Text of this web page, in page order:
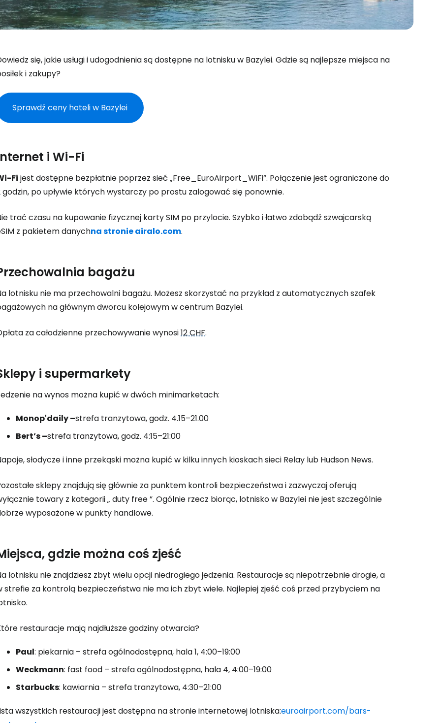
się, jakie usługi i udogodnienia są dostępne na lotnisku w Bazylei. Gdzie są najlepsze miejsca na
i zakupy?
Sprawdź ceny hoteli w Bazylei
i Wi-Fi
Fi jest dostępne bezpłatnie poprzez sieć „Free_EuroAirport_WiFi”. Połączenie jest ograniczone do
godzin, po upływie których wystarczy po prostu zalogować się ponownie.
trać czasu na kupowanie fizycznej karty SIM po przylocie. Szybko i łatwo zdobądź szwajcarską
z pakietem danychna stronie airalo.com.
bagażu
lotnisku nie ma przechowalni bagażu. Możesz skorzystać na przykład z automatycznych szafek
na głównym dworcu kolejowym w centrum Bazylei.
za całodzienne przechowywanie wynosi12 CHF.
i supermarkety
na wynos można kupić w dwóch minimarketach:
Monop'daily –strefa tranzytowa, godz. 4.15–21.00
Bert’s –strefa tranzytowa, godz. 4:15–21:00
słodycze i inne przekąski można kupić w kilku innych kioskach sieci Relay lub Hudson News.
sklepy znajdują się głównie za punktem kontroli bezpieczeństwa i zazwyczaj oferują
towary z kategorii „ duty free”. Ogólnie rzecz biorąc, lotnisko w Bazylei nie jest szczególnie
wyposażone w punkty handlowe.
gdzie można coś zjeść
lotnisku nie znajdziesz zbyt wielu opcji niedrogiego jedzenia. Restauracje są niepotrzebnie drogie, a
strefie za kontrolą bezpieczeństwa nie ma ich zbyt wiele. Najlepiej zjeść coś przed przybyciem na
restauracje mają najdłuższe godziny otwarcia?
Paul: piekarnia – strefa ogólnodostępna, hala 1, 4:00–19:00
Weckmann: fast food – strefa ogólnodostępna, hala 4, 4:00–19:00
Starbucks: kawiarnia – strefa tranzytowa, 4:30–21:00
wszystkich restauracji jest dostępna na stronie internetowej lotniska:euroairport.com/bars-
Zaloguj się do Cestee
... światowej społeczności podróżniczej